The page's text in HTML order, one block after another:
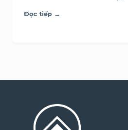
Đọc tiếp →